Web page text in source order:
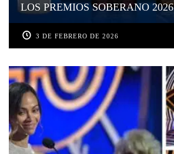
LOS PREMIOS SOBERANO 2026
3 DE FEBRERO DE 2026